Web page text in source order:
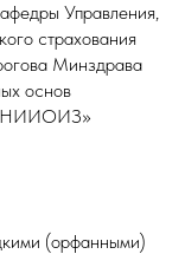
Управления,
страхования
Минздрава
основ
(орфанными)